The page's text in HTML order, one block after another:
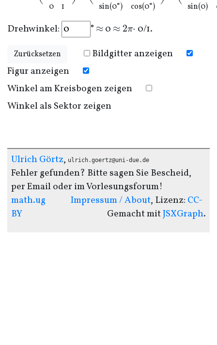
0
1 sin(0°) cos(0°) sin(0)
Drehwinkel: ° 0 2 0/1.
Zurücksetzen
Bildgitter anzeigen
Figur anzeigen
Winkel am Kreisbogen zeigen
Winkel als Sektor zeigen
Ulrich Görtz, ulrich.goertz@uni-due.de
Fehler gefunden? Bitte sagen Sie Bescheid,
per Email oder im Vorlesungsforum!
math.ug
Impressum / About, Lizenz: CC-
BY
Gemacht mitJSXGraph.